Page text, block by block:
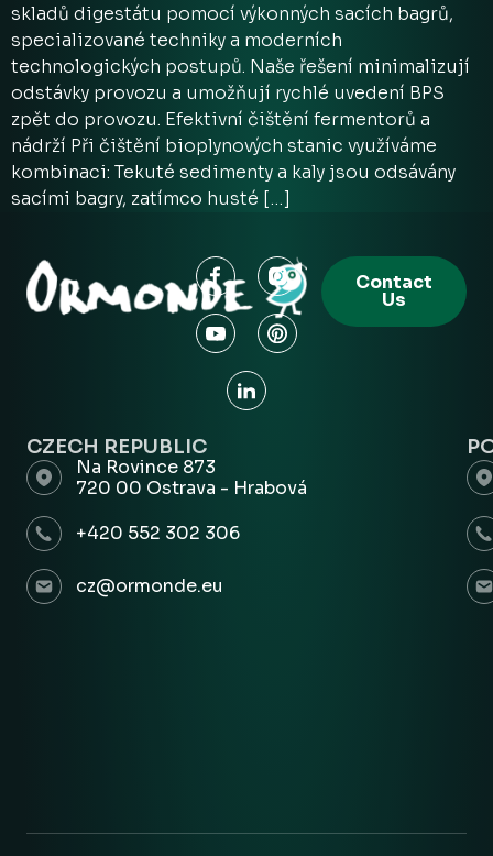
skladů digestátu pomocí výkonných sacích bagrů,
specializované techniky a moderních
technologických postupů. Naše řešení minimalizují
odstávky provozu a umožňují rychlé uvedení BPS
zpět do provozu. Efektivní čištění fermentorů a
nádrží Při čištění bioplynových stanic využíváme
kombinaci: Tekuté sedimenty a kaly jsou odsávány
sacími bagry, zatímco husté […]
Contact
Us
CZECH REPUBLIC
Na Rovince 873
720 00 Ostrava - Hrabová
+420 552 302 306
cz@ormonde.eu